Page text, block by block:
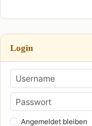
Login
Angemeldet bleiben